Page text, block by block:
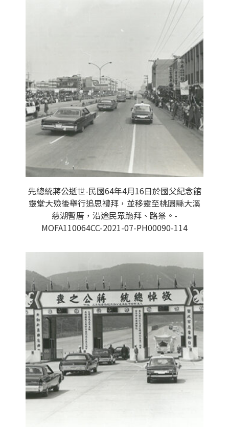
先總統蔣公逝世-民國64年4月16日於國父紀念館
靈堂大殮後舉行追思禮拜，並移靈至桃園縣大溪
慈湖暫厝，沿途民眾跪拜、路祭。-
MOFA110064CC-2021-07-PH00090-114